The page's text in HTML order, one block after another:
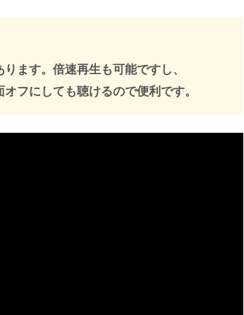
ます。倍速再生も可能ですし、
フにしても聴けるので便利です。